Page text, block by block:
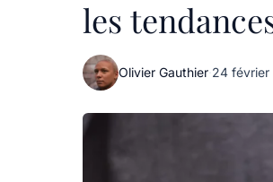
les
Olivier Gauthier·24